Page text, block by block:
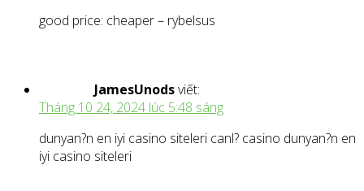
good price: cheaper – rybelsus
JamesUnodsviết:
Tháng 10 24, 2024 lúc 5:48 sáng
dunyan?n en iyi casino siteleri canl? casino dunyan?n en
iyi casino siteleri